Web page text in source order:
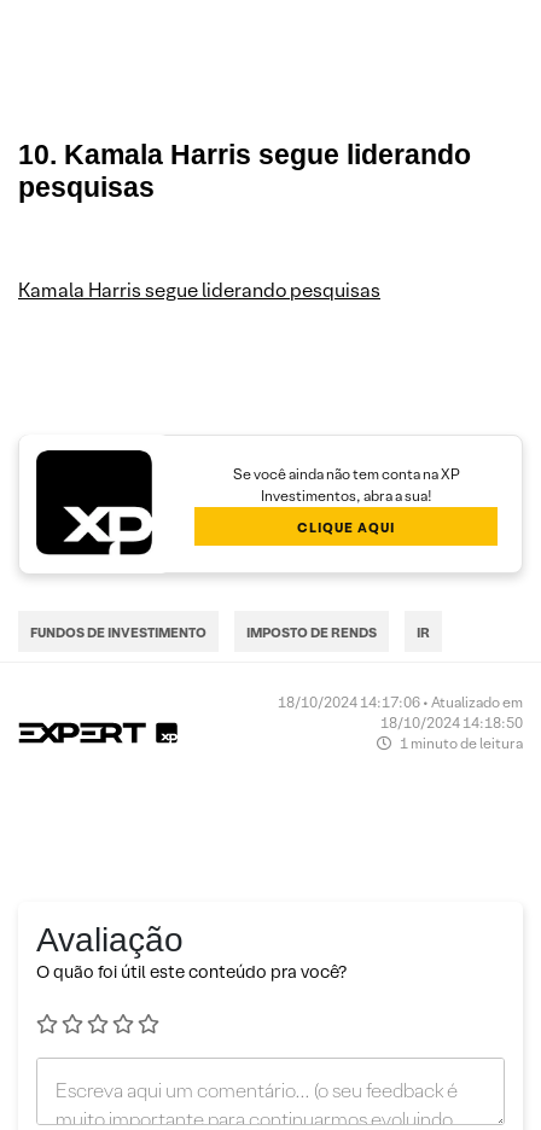
10. Kamala Harris segue liderando
pesquisas
Kamala Harris segue liderando pesquisas
Se você ainda não tem conta na XP
Investimentos, abra a sua!
CLIQUE AQUI
FUNDOS DE INVESTIMENTO IMPOSTO DE RENDS IR
18/10/2024 14:17:06 • Atualizado em
18/10/2024 14:18:50
1 minuto de leitura
Avaliação
O quão foi útil este conteúdo pra você?